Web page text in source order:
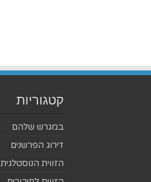
קטגוריות
במגרש שלהם
דירוג הפרשנים
הזווית הנוסטלגית